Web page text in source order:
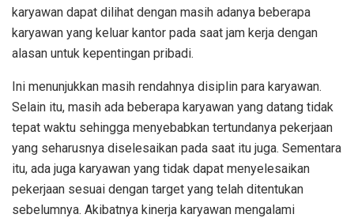
karyawan dapat dilihat dengan masih adanya beberapa
karyawan yang keluar kantor pada saat jam kerja dengan
alasan untuk kepentingan pribadi.
Ini menunjukkan masih rendahnya disiplin para karyawan.
Selain itu, masih ada beberapa karyawan yang datang tidak
tepat waktu sehingga menyebabkan tertundanya pekerjaan
yang seharusnya diselesaikan pada saat itu juga. Sementara
itu, ada juga karyawan yang tidak dapat menyelesaikan
pekerjaan sesuai dengan target yang telah ditentukan
sebelumnya. Akibatnya kinerja karyawan mengalami